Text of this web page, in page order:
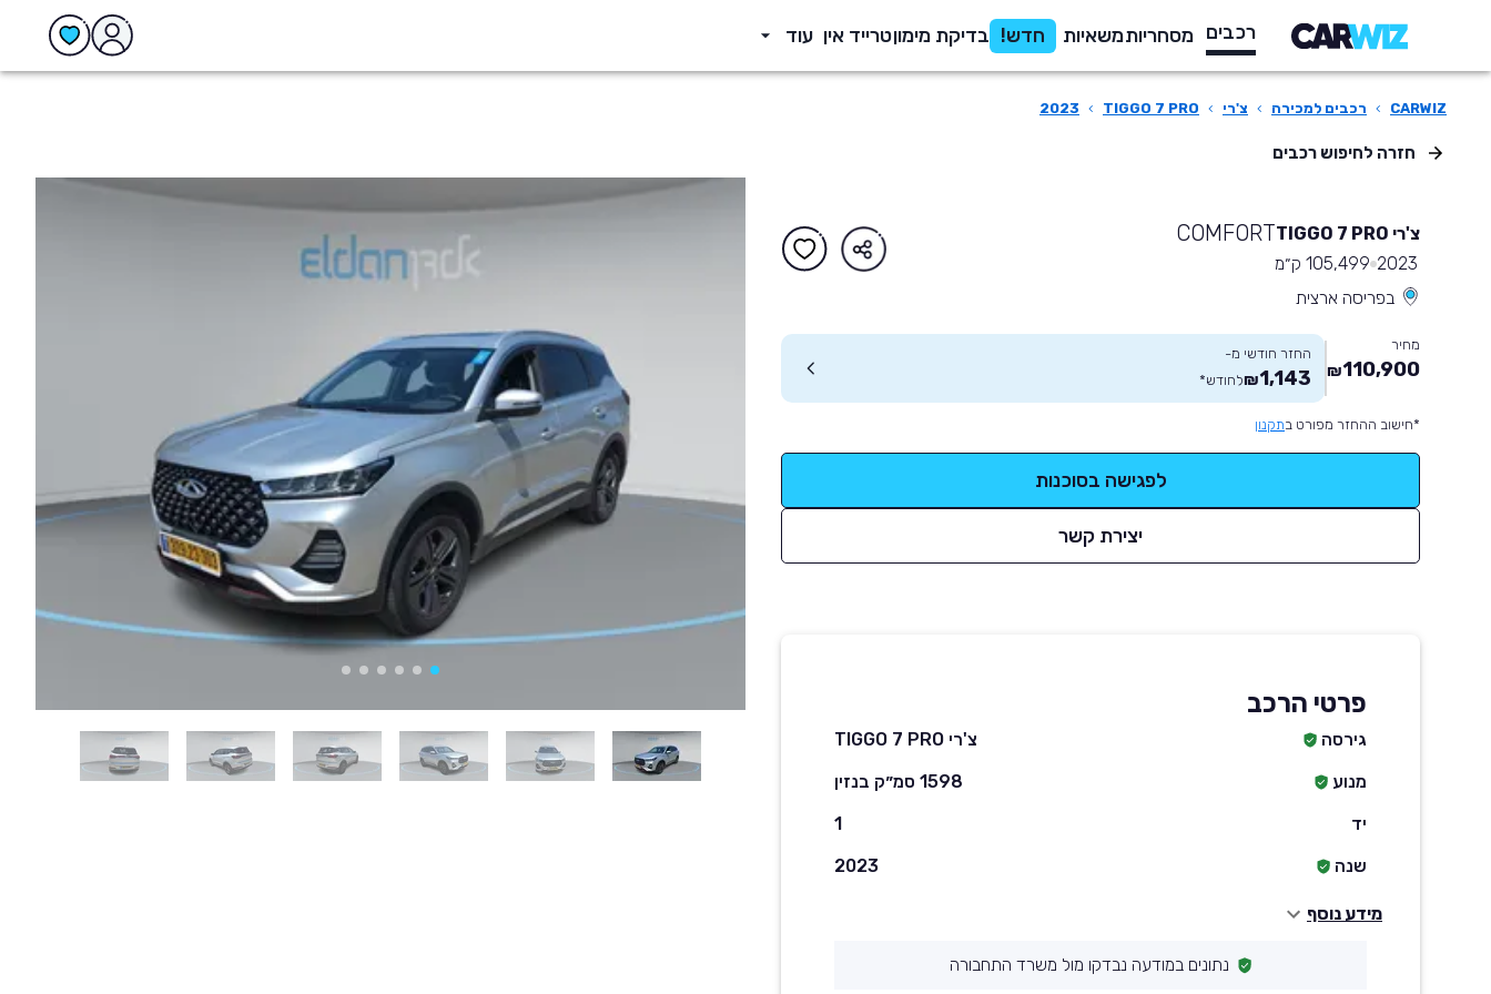
רכבים מסחריותמשאיות חדש! בדיקת מימוןטרייד אין עוד
CARWIZ
› רכבים למכירה › צ'רי ›
TIGGO 7 PRO
›
2023
חזרה לחיפוש רכבים
צ'רי TIGGO 7 PRO COMFORT
2023 105,499 ק״מ
בפריסה ארצית
מחיר
110,900
₪
החזר חודשי מ-
1,143
₪לחודש*
*חישוב ההחזר מפורט בתקנון
לפגישה בסוכנות
יצירת קשר
פרטי הרכב
גירסה
צ'רי TIGGO 7 PRO
מנוע
1598 סמ״ק בנזין
יד
1
שנה
2023
מידע נוסף
נתונים במודעה נבדקו מול משרד התחבורה